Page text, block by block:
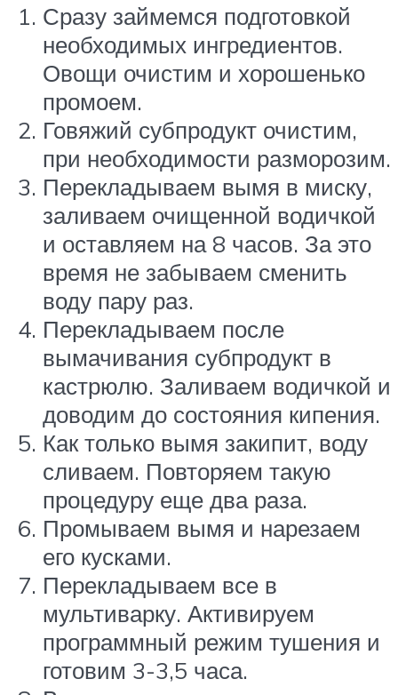
Сразу займемся подготовкой
необходимых ингредиентов.
Овощи очистим и хорошенько
промоем.
Говяжий субпродукт очистим,
при необходимости разморозим.
Перекладываем вымя в миску,
заливаем очищенной водичкой
и оставляем на 8 часов. За это
время не забываем сменить
воду пару раз.
Перекладываем после
вымачивания субпродукт в
кастрюлю. Заливаем водичкой и
доводим до состояния кипения.
Как только вымя закипит, воду
сливаем. Повторяем такую
процедуру еще два раза.
Промываем вымя и нарезаем
его кусками.
Перекладываем все в
мультиварку. Активируем
программный режим тушения и
готовим 3-3,5 часа.